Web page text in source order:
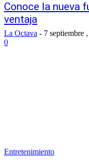
Conoce la nueva
ventaja
La Octava - 7 septiembre
0
Entretenimiento